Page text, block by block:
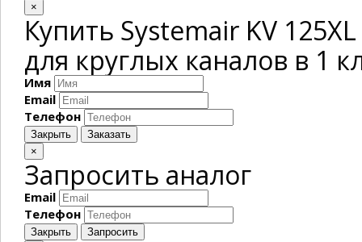
×
Купить Systemair KV
для круглых каналов в 1
Имя
Email
Телефон
Закрыть
Заказать
×
Запросить аналог
Email
Телефон
Закрыть
Запросить